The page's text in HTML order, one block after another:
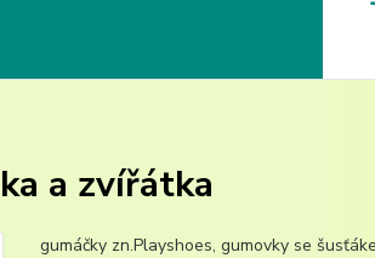
a zvířátka
gumáčky zn.Playshoes, gumovky se